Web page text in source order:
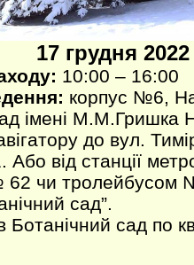
17 грудня
10:00 – 16:00
корпус №6,
імені М.М.Гришка
до вул.
Або від станції
чи тролейбусом
сад”.
Ботанічний сад по